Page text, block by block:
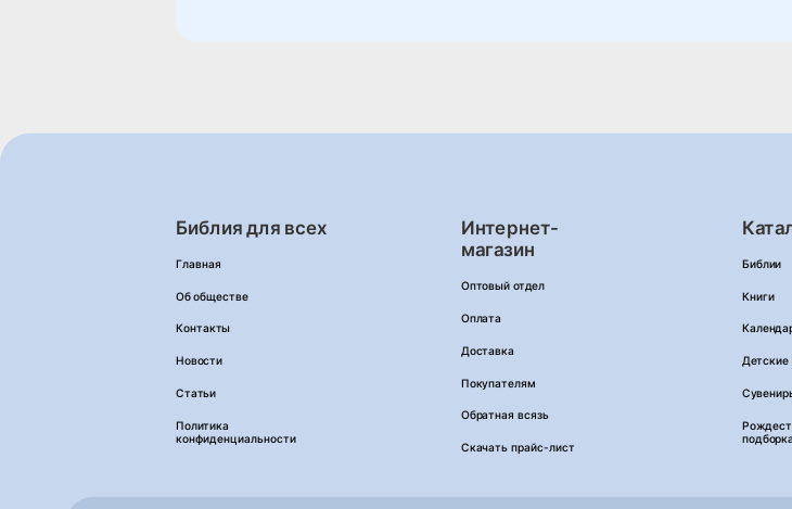
Библия для всех
Главная
Об обществе
Контакты
Новости
Статьи
Политика
конфиденциальности
Интернет-
магазин
Оптовый отдел
Оплата
Доставка
Покупателям
Обратная всязь
Скачать прайс-лист
Библии
Книги
Детские
подборка